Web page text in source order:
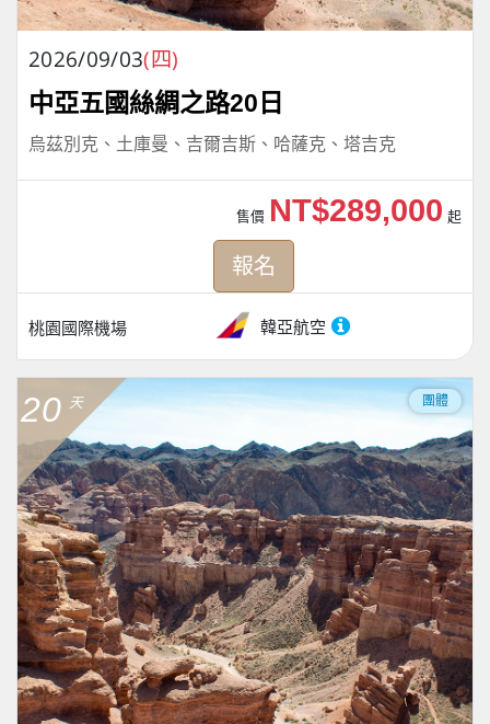
2026/09/03(四)
中亞五國絲綢之路20日
烏茲別克、土庫曼、吉爾吉斯、哈薩克、塔吉克
桃園國際機場 韓亞航空
售價 NT$289,000 起
報名
20 天 團體